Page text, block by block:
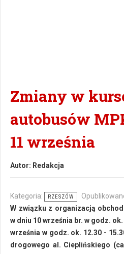
Zmiany w
autobusów
11 września
Autor: Redakcja
Kategoria: RZESZÓW
W związku z organizacją
w dniu 10 września br. w godz.
września w godz. ok. 12.30 -
drogowego al. Cieplińskiego